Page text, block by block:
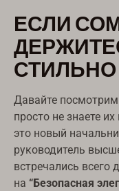
ЕСЛИ
СТИЛЬНО
Давайте
просто не знаете
это новый
руководитель
встречались всего
на “Безопасная